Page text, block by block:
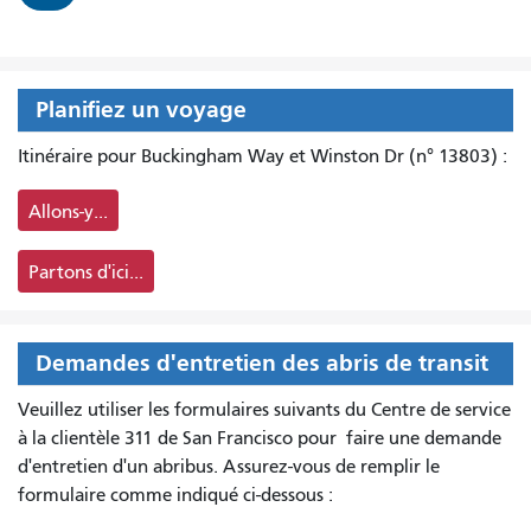
Planifiez un voyage
Itinéraire pour Buckingham Way et Winston Dr (n° 13803) :
Allons-y...
Partons d'ici...
Demandes d'entretien des abris de transit
Veuillez utiliser les formulaires suivants du Centre de service
à la clientèle 311 de San Francisco pour faire une demande
d'entretien d'un abribus. Assurez-vous de remplir le
formulaire comme indiqué ci-dessous :